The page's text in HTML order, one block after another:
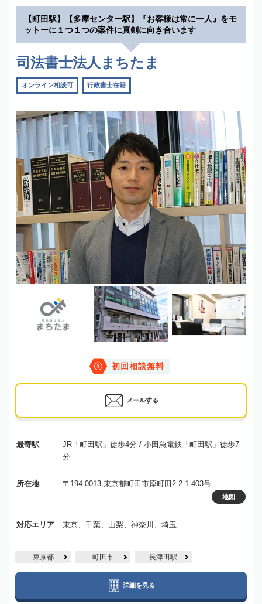
【町田駅】【多摩センター駅】『お客様は常に一人』をモ
ットーに１つ１つの案件に真剣に向き合います
司法書士法人まちたま
オンライン相談可 行政書士在籍
初回相談無料
メールする
最寄駅
JR「町田駅」徒歩4分 / 小田急電鉄「町田駅」徒歩7
分
所在地 〒194-0013 東京都町田市原町田2-2-1-403号
地図
対応エリア 東京、千葉、山梨、神奈川、埼玉
東京都 町田市 長津田駅
詳細を見る